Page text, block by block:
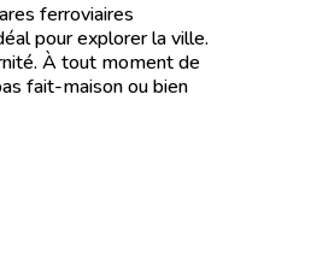
ferroviaires
pour explorer la ville.
À tout moment de
fait-maison ou bien